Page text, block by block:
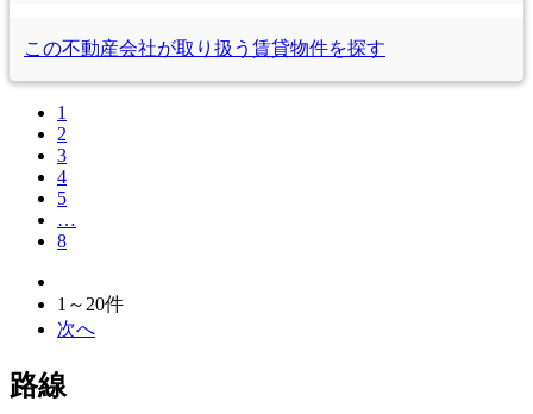
この不動産会社が取り扱う 賃貸物件を探す
1
2
3
4
5
…
8
1～20件
次へ
路線